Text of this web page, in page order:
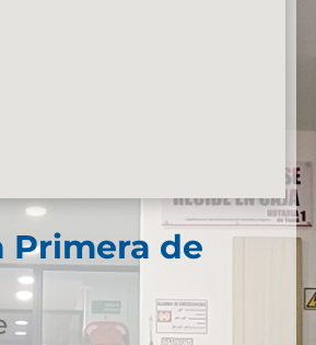
Primera de